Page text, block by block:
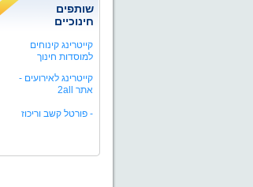
שותפים
חינוכיים
קייטרינג קינוחים
למוסדות חינוך
קייטרינג לאירועים -
אתר 2all
-פורטל קשב וריכוז